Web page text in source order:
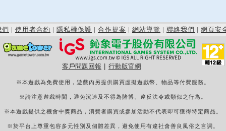
們 | 使用者合約 | 隱私權保護 | 合作提案 | 網站導覽 | 聯絡我們 | 網頁安
客戶問題回報 行動版官網
※本遊戲為免費使用，遊戲內另提供購買虛擬遊戲幣、物品等付費服務。
※請注意遊戲時間，避免沉迷及不得為賭博、違反法令或類似之行為。
※本遊戲提供之機會中獎商品，消費者購買或參加活動不代表即可獲得特定商品。
※於平台上尊重包容多元性別及個體差異，避免使用有違社會善良風俗之言詞。